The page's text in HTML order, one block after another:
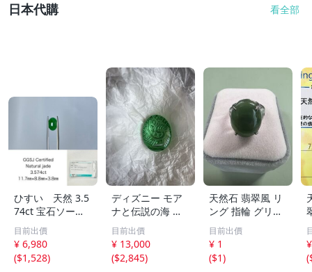
日本代購 看全部
ひすい 天然 3.5
74ct 宝石ソーテ
ィング付き 11.7
㎜×8.8㎜×3.8㎜
ルース（ 裸石 ）
Y10181SA
目前出價
¥ 6,980
($1,528)
ディズニー モア
ナと伝説の海 テ
フィティの心 新
品 未開封
目前出價
¥ 13,000
($2,845)
天然石 翡翠風 リ
ング 指輪 グリー
ン系 ヴィンテー
ジアクセサリー
目前出價
¥ 1
($1)
-
(